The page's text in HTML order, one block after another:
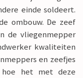
einde soldeert.
ombouw. De zeef
de vliegenmepper
kwaliteiten
en zeefjes
het met deze